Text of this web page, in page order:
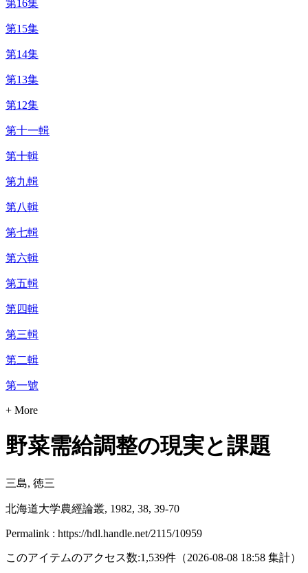
第16集
第15集
第14集
第13集
第12集
第十一輯
第十輯
第九輯
第八輯
第七輯
第六輯
第五輯
第四輯
第三輯
第二輯
第一號
+ More
野菜需給調整の現実と課題
三島, 徳三
北海道大学農經論叢, 1982, 38, 39-70
Permalink : https://hdl.handle.net/2115/10959
このアイテムのアクセス数:1,539件 （2026-08-08 18:58 集計）